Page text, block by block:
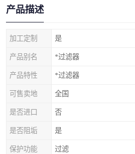
产品描述
加工定制 是
产品别名 *过滤器
产品特性 *过滤器
可售卖地 全国
是否进口 否
是否阻垢 是
保护功能 过滤